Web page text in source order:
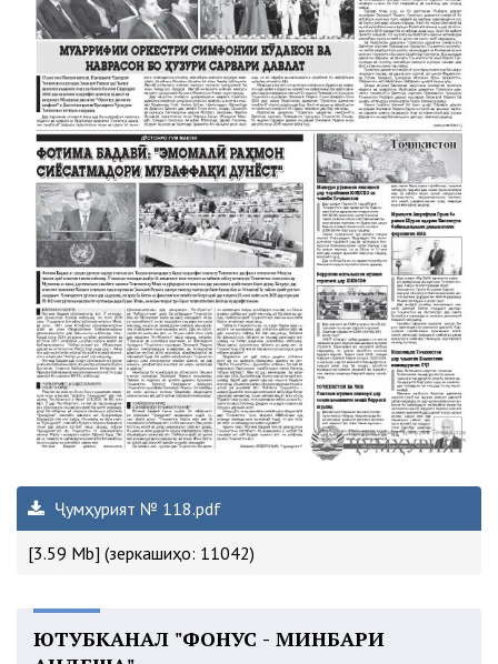
Ҷумҳурият № 118.pdf
[3.59 Mb] (зеркашиҳо: 11042)
ЮТУБКАНАЛ "ФОНУС - МИНБАРИ